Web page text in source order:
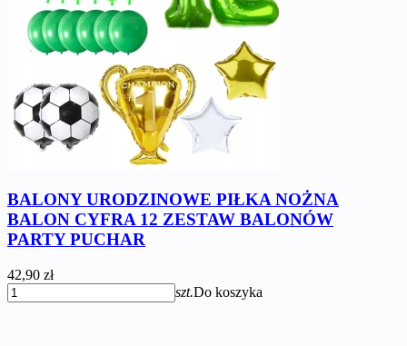
BALONY URODZINOWE PIŁKA NOŻNA
BALON CYFRA 12 ZESTAW BALONÓW
PARTY PUCHAR
42,90 zł
szt.Do koszyka